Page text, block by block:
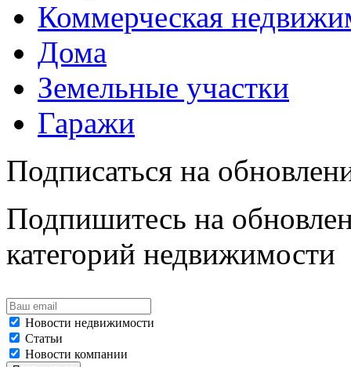
Коммерческая
Дома
Земельные участки
Гаражи
Подписаться на
Подпишитесь на
категорий недвижимости
Новости недвижимости
Статьи
Новости компании